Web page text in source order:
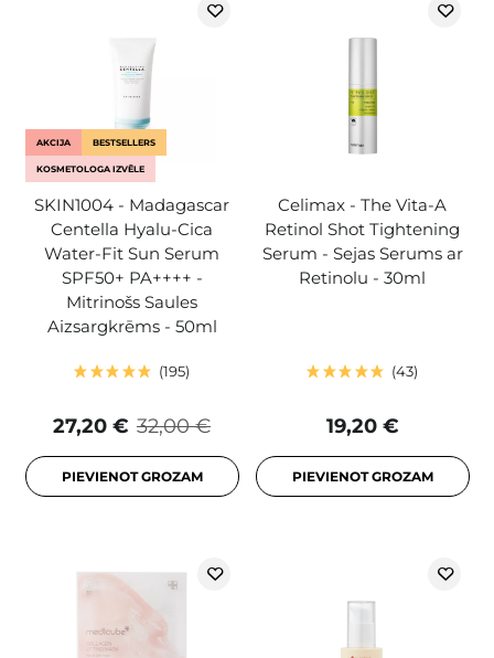
AKCIJA BESTSELLERS
KOSMETOLOGA IZVĒLE
SKIN1004 - Madagascar
Centella Hyalu-Cica
Water-Fit Sun Serum
SPF50+ PA++++ -
Mitrinošs Saules
Aizsargkrēms - 50ml
195
32,00 €
27,20 €
PIEVIENOT GROZAM
Celimax - The Vita-A
Retinol Shot Tightening
Serum - Sejas Serums ar
Retinolu - 30ml
43
19,20 €
PIEVIENOT GROZAM